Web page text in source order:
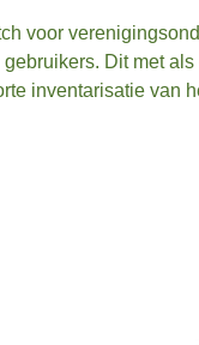
voor
Dit met
inventarisatie van